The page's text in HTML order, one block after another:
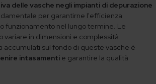
delle vasche negli impianti di depurazione
per garantirne l'efficienza
funzionamento nel lungo termine. Le
variare in dimensioni e complessità.
accumulati sul fondo di queste vasche è
intasamenti e garantire la qualità